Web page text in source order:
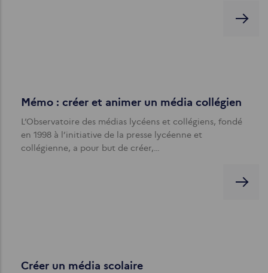
Mémo : créer et animer un média collégien
L’Observatoire des médias lycéens et collégiens, fondé
en 1998 à l’initiative de la presse lycéenne et
collégienne, a pour but de créer,…
Créer un média scolaire